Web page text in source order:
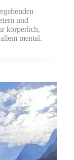
und
körperlich,
mental.